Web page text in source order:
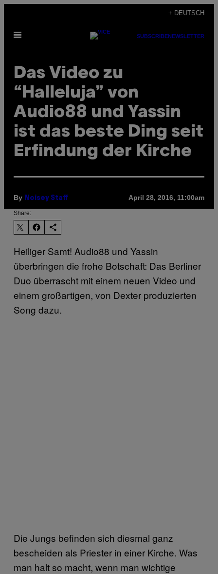
content
+ DEUTSCH
Open
SUBSCRIBENEWSLETTER
Das Video zu
“Halleluja” von
Audio88 und Yassin
ist das beste Ding seit
Erfindung der Kirche
By Noisey Staff April 28, 2016, 11:00am
Share:
Heiliger Samt! Audio88 und Yassin
überbringen die frohe Botschaft: Das Berliner
Duo überrascht mit einem neuen Video und
einem großartigen, von Dexter produzierten
Song dazu.
Die Jungs befinden sich diesmal ganz
bescheiden als Priester in einer Kirche. Was
man halt so macht, wenn man wichtige